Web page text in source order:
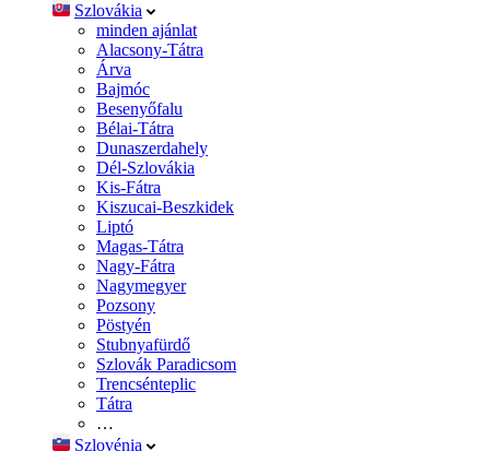
Szlovákia
minden ajánlat
Alacsony-Tátra
Árva
Bajmóc
Besenyőfalu
Bélai-Tátra
Dunaszerdahely
Dél-Szlovákia
Kis-Fátra
Kiszucai-Beszkidek
Liptó
Magas-Tátra
Nagy-Fátra
Nagymegyer
Pozsony
Pöstyén
Stubnyafürdő
Szlovák Paradicsom
Trencsénteplic
Tátra
…
Szlovénia